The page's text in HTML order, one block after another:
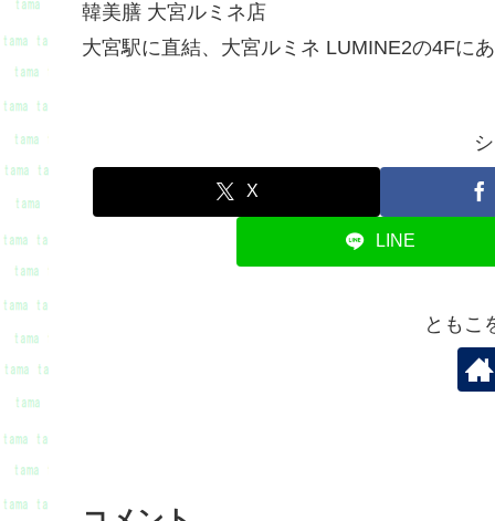
韓美膳 大宮ルミネ店
大宮駅に直結、大宮ルミネ LUMINE2の4Fに
X
LINE
ともこ